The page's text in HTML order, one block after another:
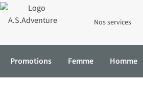
Nos services
Promotions Femme Homme